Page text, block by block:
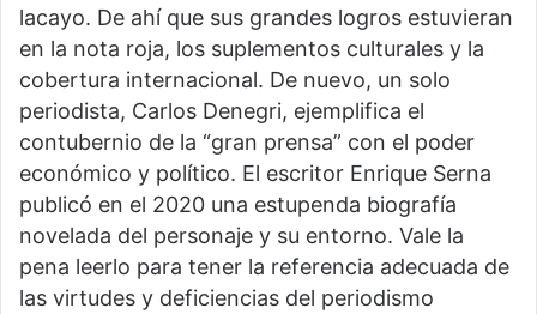
lacayo. De ahí que sus grandes logros estuvieran
en la nota roja, los suplementos culturales y la
cobertura internacional. De nuevo, un solo
periodista, Carlos Denegri, ejemplifica el
contubernio de la “gran prensa” con el poder
económico y político. El escritor Enrique Serna
publicó en el 2020 una estupenda biografía
novelada del personaje y su entorno. Vale la
pena leerlo para tener la referencia adecuada de
las virtudes y deficiencias del periodismo